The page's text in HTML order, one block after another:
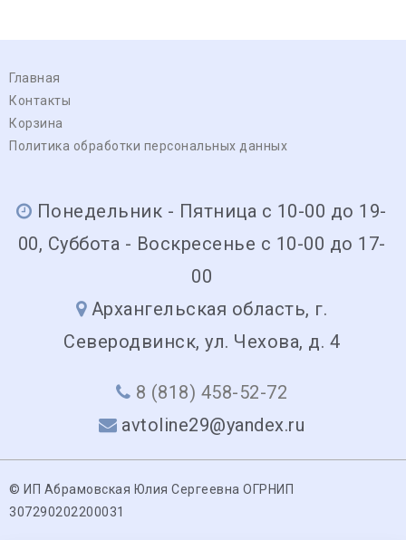
Главная
Контакты
Корзина
Политика обработки персональных данных
Понедельник - Пятница с 10-00 до 19-
00, Суббота - Воскресенье с 10-00 до 17-
00
Архангельская область, г.
Северодвинск, ул. Чехова, д. 4
8 (818) 458-52-72
avtoline29@yandex.ru
© ИП Абрамовская Юлия Сергеевна ОГРНИП
307290202200031